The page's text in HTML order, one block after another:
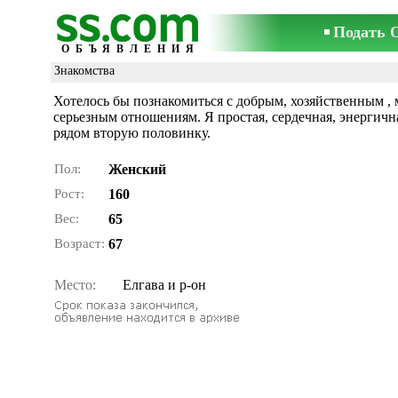
ОБЪЯВЛЕНИЯ
Подать
Знакомства
Хотелось бы познакомиться с добрым, хозяйственным
серьезным отношениям. Я простая, сердечная,
рядом вторую половинку.
Пол: Женский
Рост: 160
Вес: 65
Возраст: 67
Место: Елгава и р-он